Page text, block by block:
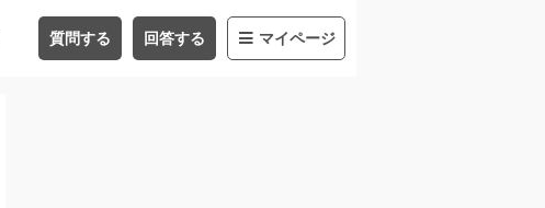
質問する 回答する マイページ